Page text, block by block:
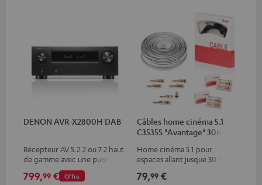
DENON AVR-X2800H DAB
Récepteur AV 5.2.2 ou 7.2 haut
de gamme avec une puissance
de sortie de 150 watts par
canal
Offre
799,99 €
Câbles home cinéma 5.1
C3535S "Avantage" 30m²
Home cinéma 5.1 pour
espaces allant jusque 30 m²
79,99 €